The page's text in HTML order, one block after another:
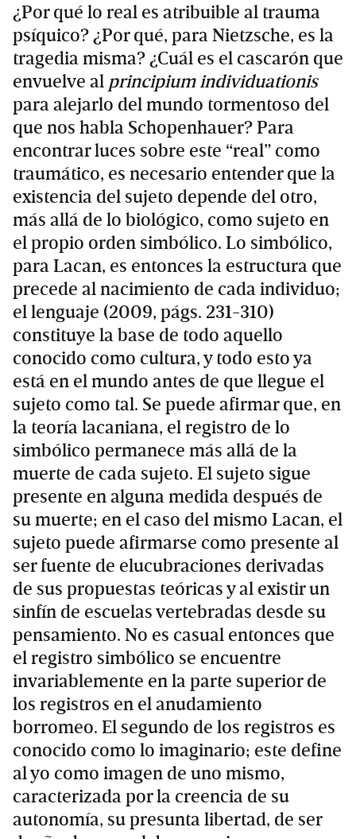
¿Por qué lo real es atribuible al trauma
psíquico? ¿Por qué, para Nietzsche, es la
tragedia misma? ¿Cuál es el cascarón que
envuelve al principium individuationis
para alejarlo del mundo tormentoso del
que nos habla Schopenhauer? Para
encontrar luces sobre este “real” como
traumático, es necesario entender que la
existencia del sujeto depende del otro,
más allá de lo biológico, como sujeto en
el propio orden simbólico. Lo simbólico,
para Lacan, es entonces la estructura que
precede al nacimiento de cada individuo;
el lenguaje (2009, págs. 231-310)
constituye la base de todo aquello
conocido como cultura, y todo esto ya
está en el mundo antes de que llegue el
sujeto como tal. Se puede afirmar que, en
la teoría lacaniana, el registro de lo
simbólico permanece más allá de la
muerte de cada sujeto. El sujeto sigue
presente en alguna medida después de
su muerte; en el caso del mismo Lacan, el
sujeto puede afirmarse como presente al
ser fuente de elucubraciones derivadas
de sus propuestas teóricas y al existir un
sinfín de escuelas vertebradas desde su
pensamiento. No es casual entonces que
el registro simbólico se encuentre
invariablemente en la parte superior de
los registros en el anudamiento
borromeo. El segundo de los registros es
conocido como lo imaginario; este define
al yo como imagen de uno mismo,
caracterizada por la creencia de su
autonomía, su presunta libertad, de ser